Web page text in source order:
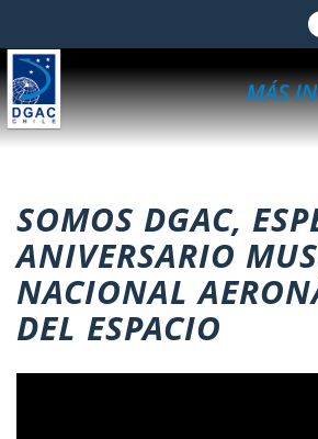
SOMOS DGAC,
ANIVERSARIO
NACIONAL
DEL ESPACIO